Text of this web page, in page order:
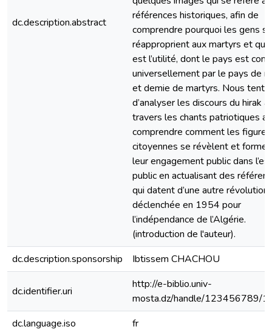
dc.description.abstract
références historiques, afin de
comprendre pourquoi les gens se
réapproprient aux martyrs et
est l’utilité, dont le pays est
universellement par le pays de
et demie de martyrs. Nous
d’analyser les discours du hirak à
travers les chants patriotiques
comprendre comment les figures
citoyennes se révèlent et
leur engagement public dans
public en actualisant des
qui datent d’une autre
déclenchée en 1954 pour
l’indépendance de l’Algérie.
(introduction de l'auteur).
dc.description.sponsorship
Ibtissem CHACHOU
dc.identifier.uri
http://e-biblio.univ-
mosta.dz/handle/123456789/
dc.language.iso
fr